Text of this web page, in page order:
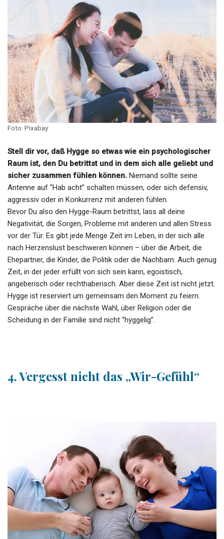
Foto: Pixabay
Stell dir vor, daß Hygge so etwas wie ein psychologischer
Raum ist, den Du betrittst und in dem sich alle geliebt und
sicher zusammen fühlen können. Niemand sollte seine
Antenne auf “Hab acht” schalten müssen, oder sich defensiv,
aggressiv oder in Konkurrenz mit anderen fühlen.
Bevor Du also den Hygge-Raum betrittst, lass all deine
Negativität, die Sorgen, Probleme mit anderen und allen Stress
vor der Tür. Es gibt jede Menge Zeit im Leben, in der sich alle
nach Herzenslust beschweren können – über die Arbeit, die
Ehepartner, die Kinder, die Politik oder die Nachbarn. Auch genug
Zeit, in der jeder erfüllt von sich sein kann, egoistisch,
angeberisch oder rechthaberisch. Aber diese Zeit ist nicht jetzt.
Hygge ist reserviert um gemeinsam den Moment zu feiern.
Gespräche über die nächste Wahl, über Religion oder die
Scheidung in der Familie sind nicht “hyggelig”.
4. Vergesst nicht das „Wir-Gefühl“